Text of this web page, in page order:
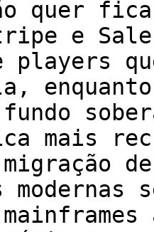
quer
e
players
fundo
mais